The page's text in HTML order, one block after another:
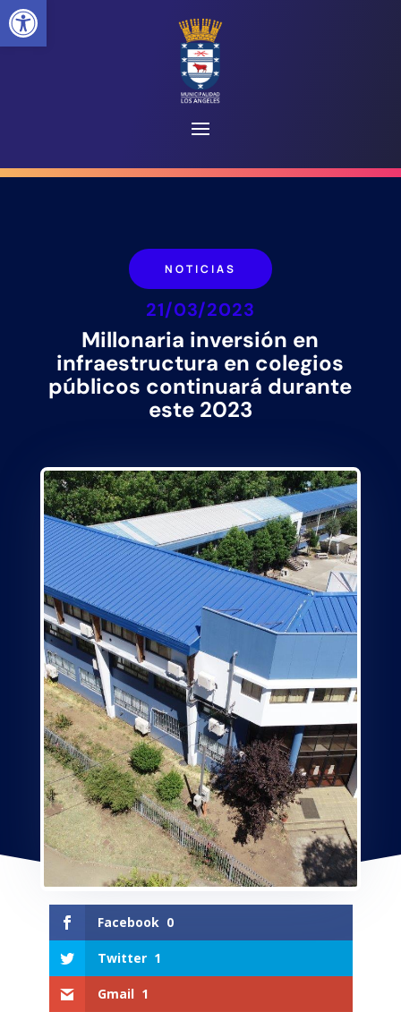
NOTICIAS
21/03/2023
Millonaria inversión en
infraestructura en colegios
públicos continuará durante
este 2023
Facebook 0
Twitter 1
Gmail 1